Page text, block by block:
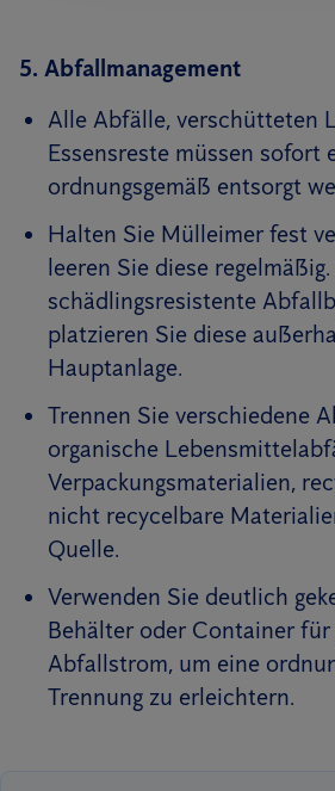
5. Abfallmanagement
Alle Abfälle, verschütteten
Essensreste müssen sofort
ordnungsgemäß entsorgt
Halten Sie Mülleimer fest
leeren Sie diese
schädlingsresistente
platzieren Sie diese
Hauptanlage.
Trennen Sie verschiedene
organische
Verpackungsmaterialien,
nicht recycelbare
Quelle.
Verwenden Sie deutlich
Behälter oder Container für
Abfallstrom, um eine
Trennung zu erleichtern.